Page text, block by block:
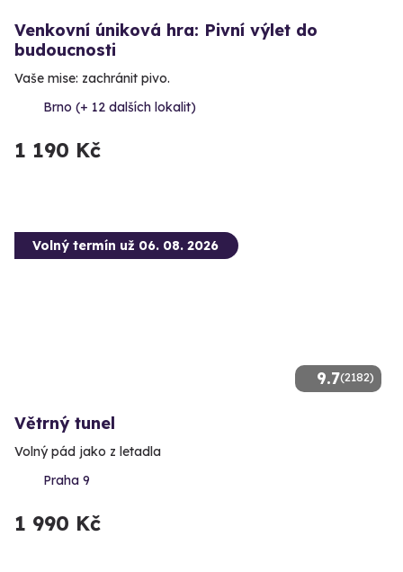
Venkovní úniková hra: Pivní výlet do
budoucnosti
Vaše mise: zachránit pivo.
Brno (+ 12 dalších lokalit)
1 190 Kč
9.7(2182)
Volný termín už 06. 08. 2026
Větrný tunel
Volný pád jako z letadla
Praha 9
1 990 Kč